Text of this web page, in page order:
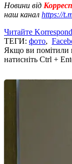
Новини від
наш канал https://
Читайте
ТЕГИ: фото,
Якщо ви помітили
натисніть Ctrl +